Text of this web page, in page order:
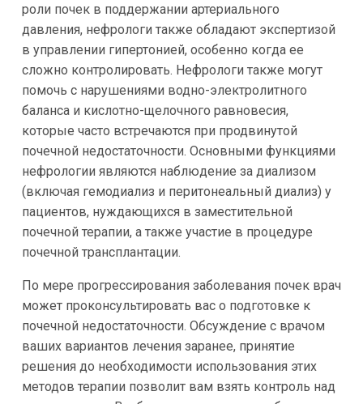
роли почек в поддержании артериального
давления, нефрологи также обладают экспертизой
в управлении гипертонией, особенно когда ее
сложно контролировать. Нефрологи также могут
помочь с нарушениями водно-электролитного
баланса и кислотно-щелочного равновесия,
которые часто встречаются при продвинутой
почечной недостаточности. Основными функциями
нефрологии являются наблюдение за диализом
(включая гемодиализ и перитонеальный диализ) у
пациентов, нуждающихся в заместительной
почечной терапии, а также участие в процедуре
почечной трансплантации.
По мере прогрессирования заболевания почек врач
может проконсультировать вас о подготовке к
почечной недостаточности. Обсуждение с врачом
ваших вариантов лечения заранее, принятие
решения до необходимости использования этих
методов терапии позволит вам взять контроль над